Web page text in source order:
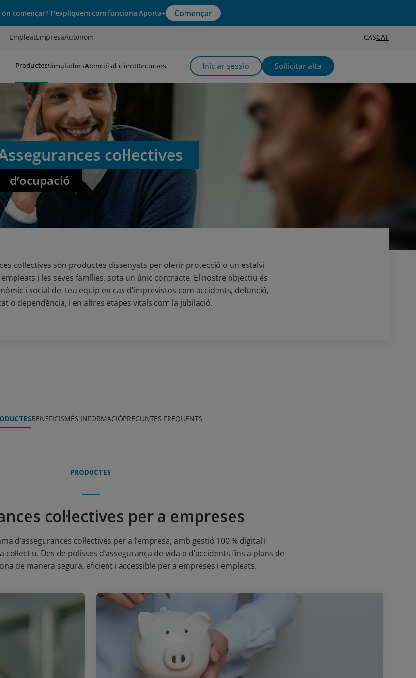
on començar? T'expliquem com funciona Aporta+ Començar
EmpleatEmpresaAutònom CASCAT
ProductesSimuladorsAtenció al clientRecursos Iniciar sessió Sol·licitar alta
col·lectives
d’ocupació
col·lectives són productes dissenyats per oferir protecció o un estalvi
i les seves famílies, sota un únic contracte. El nostre objectiu és
i social del teu equip en cas d’imprevistos com accidents, defunció,
o dependència, i en altres etapes vitals com la jubilació.
BENEFICISMÉS INFORMACIÓPREGUNTES FREQÜENTS
PRODUCTES
col·lectives per a empreses
d’assegurances col·lectives per a l’empresa, amb gestió 100 % digital i
Des de pòlisses d’assegurança de vida o d’accidents fins a plans de
de manera segura, eficient i accessible per a empreses i empleats.